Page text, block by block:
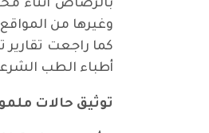
بالرصاص أثناء
وغيرها من
كما راجعت
أطباء الطب
توثيق حالات